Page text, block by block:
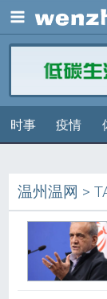
展开
时事 疫情
温州温网 >